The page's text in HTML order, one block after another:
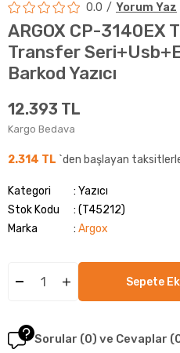
0.0 Yorum Yaz
ARGOX CP-3140EX
Transfer
Barkod Yazıcı
12.393 TL
Kargo Bedava
2.314 TL `den başlayan
Kategori
Yazıcı
Stok Kodu
(T45212)
Marka
: Argox
Sorular (0) ve Cevaplar